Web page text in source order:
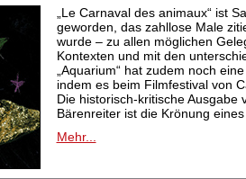
„Le Carnaval des animaux“ ist
geworden, das zahllose Male
wurde – zu allen möglichen
Kontexten und mit den
„Aquarium“ hat zudem noch
indem es beim Filmfestival von
Die historisch-kritische Ausgabe
Bärenreiter ist die Krönung
Mehr...